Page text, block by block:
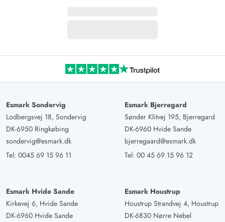
Esmark Sondervig
Lodbergsvej 18, Sondervig
DK-6950 Ringkøbing
sondervig@esmark.dk
Tel: 0045 69 15 96 11
Esmark Bjerregard
Sønder Klitvej 195, Bjerregard
DK-6960 Hvide Sande
bjerregaard@esmark.dk
Tel: 00 45 69 15 96 12
Esmark Hvide Sande
Kirkevej 6, Hvide Sande
DK-6960 Hvide Sande
Esmark Houstrup
Houstrup Strandvej 4, Houstrup
DK-6830 Nørre Nebel